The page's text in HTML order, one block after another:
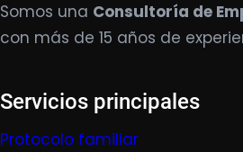
Somos una Consultoría de
con más de 15 años de
Servicios principales
Protocolo familiar